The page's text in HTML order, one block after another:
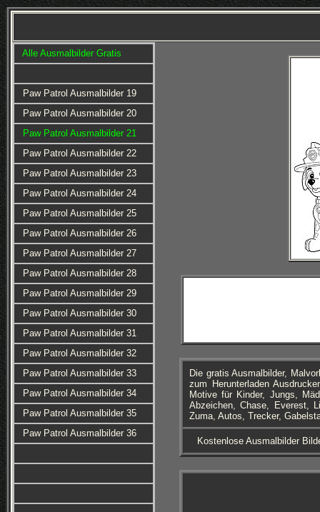
Alle Ausmalbilder Gratis
Paw Patrol Ausmalbilder 19
Paw Patrol Ausmalbilder 20
Paw Patrol Ausmalbilder 21
Paw Patrol Ausmalbilder 22
Paw Patrol Ausmalbilder 23
Paw Patrol Ausmalbilder 24
Paw Patrol Ausmalbilder 25
Paw Patrol Ausmalbilder 26
Paw Patrol Ausmalbilder 27
Paw Patrol Ausmalbilder 28
Paw Patrol Ausmalbilder 29
Paw Patrol Ausmalbilder 30
Paw Patrol Ausmalbilder 31
Paw Patrol Ausmalbilder 32
Paw Patrol Ausmalbilder 33
Paw Patrol Ausmalbilder 34
Paw Patrol Ausmalbilder 35
Paw Patrol Ausmalbilder 36
Die gratis Ausmalbilder,
zum Herunterladen
Motive für Kinder, Jungs,
Abzeichen, Chase, Everest,
Zuma, Autos, Trecker,
Kostenlose Ausmalbilder